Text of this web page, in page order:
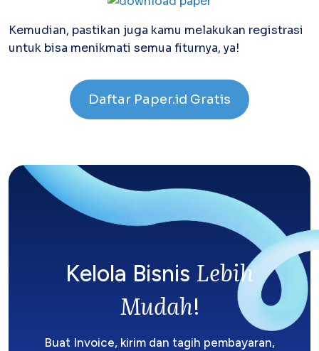
Kemudian, pastikan juga kamu melakukan registrasi
untuk bisa menikmati semua fiturnya, ya!
Daftar Paper.id Gratis
Kelola Bisnis Lebih
Mudah!
Buat Invoice, kirim dan tagih pembayaran,